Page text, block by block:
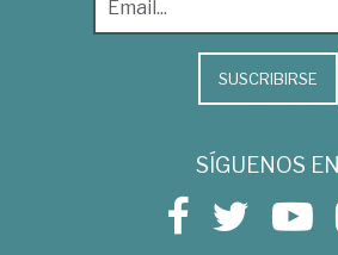
SUSCRIBIRSE
SÍGUENOS EN